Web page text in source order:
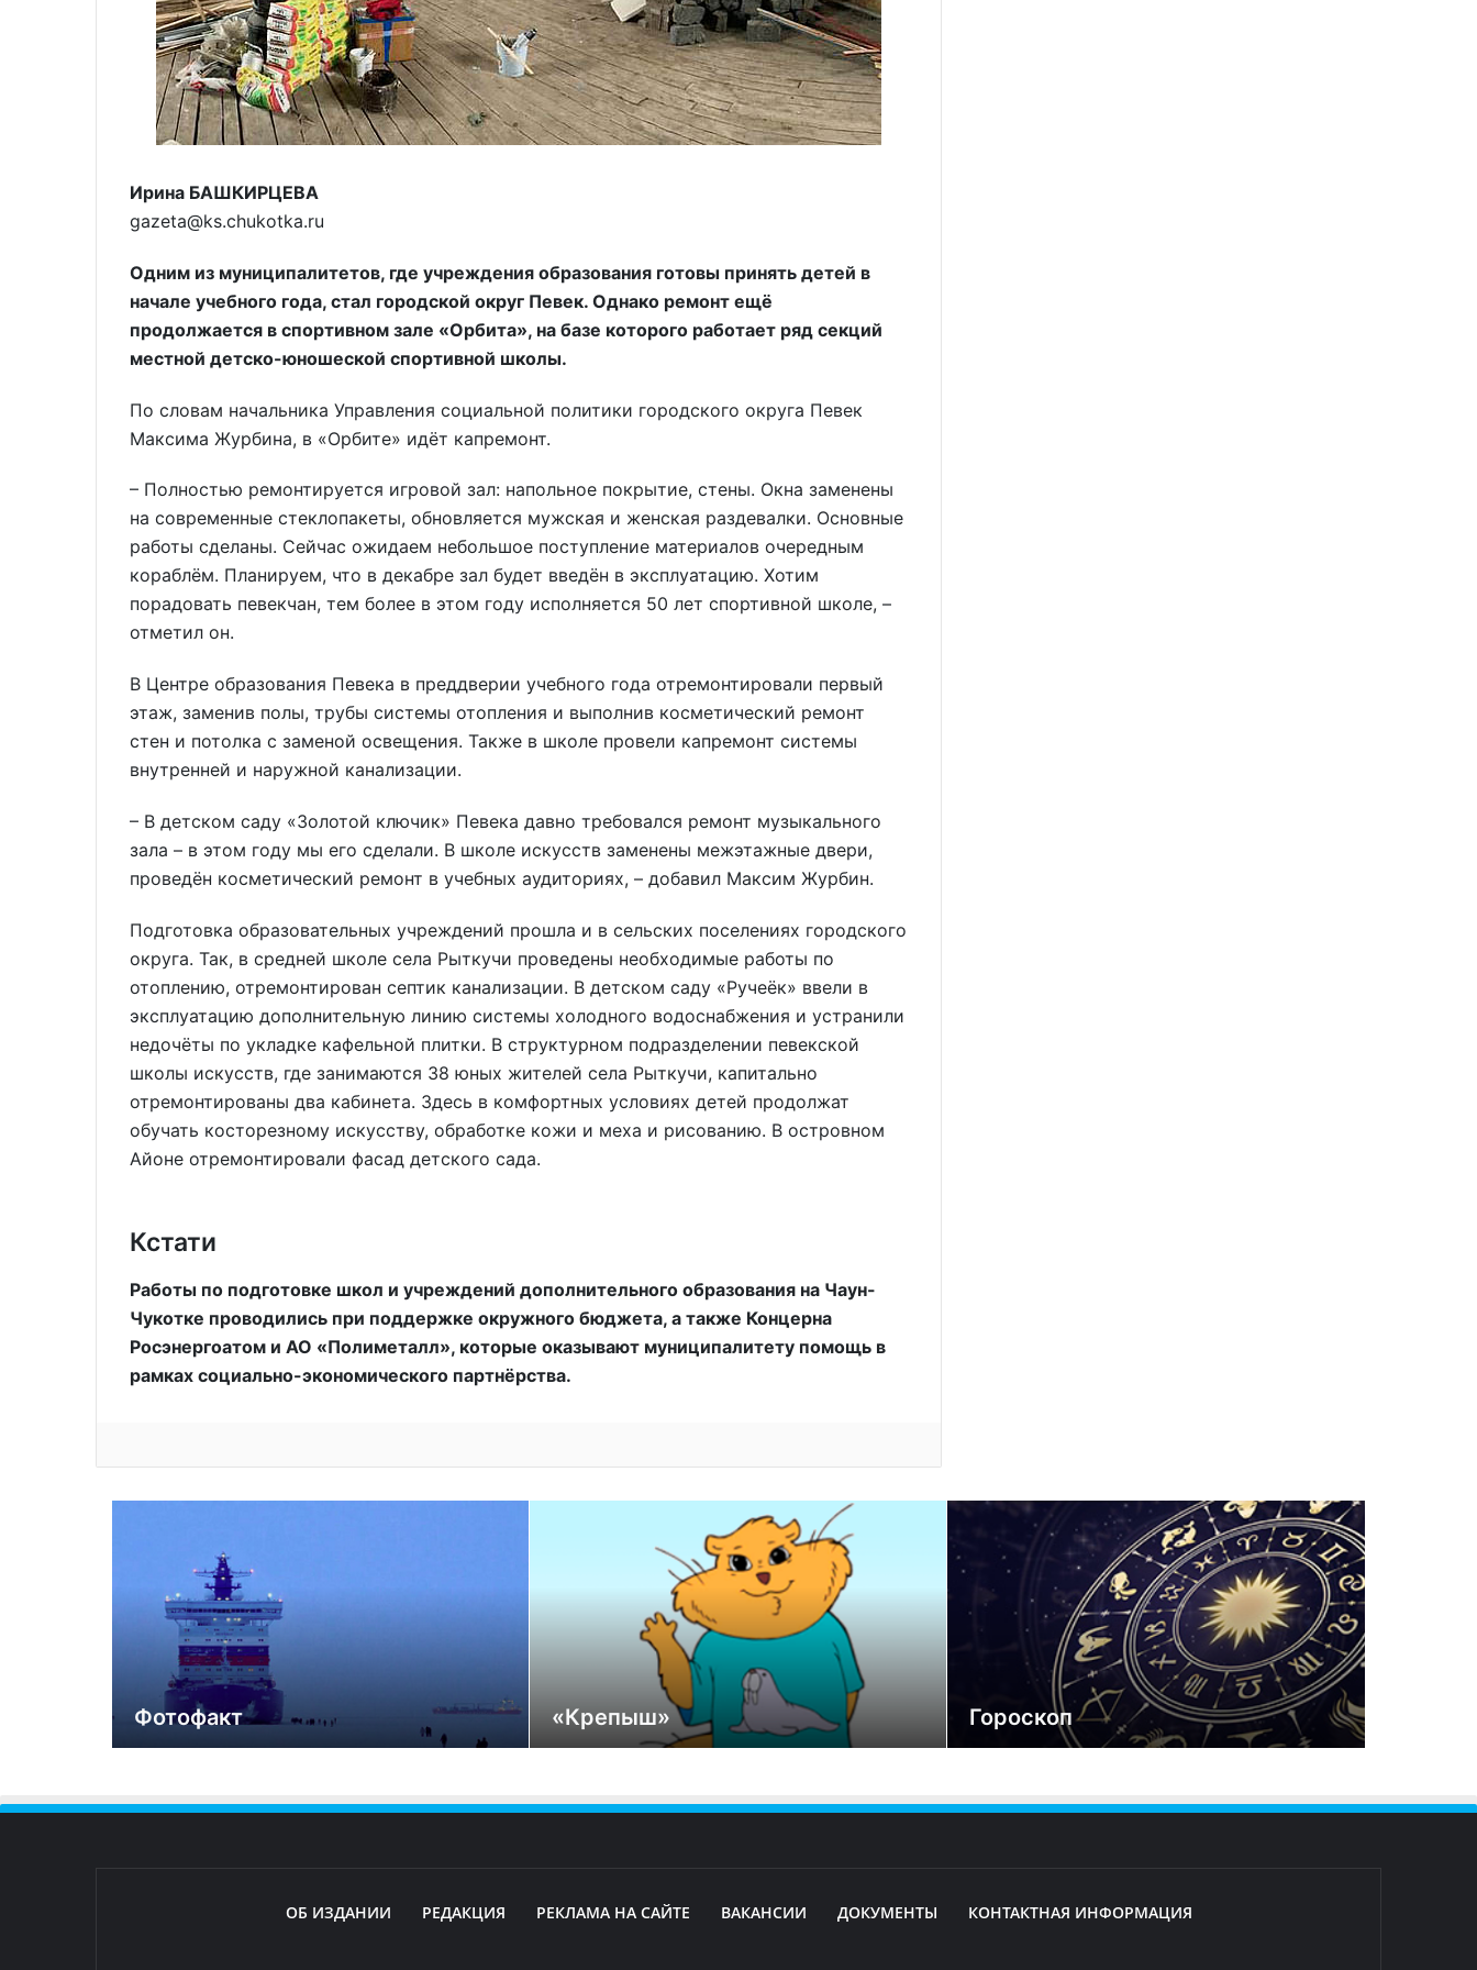
Ирина БАШКИРЦЕВА
gazeta@ks.chukotka.ru
Одним из муниципалитетов, где учреждения образования готовы принять детей в
начале учебного года, стал городской округ Певек. Однако ремонт ещё
продолжается в спортивном зале «Орбита», на базе которого работает ряд секций
местной детско-юношеской спортивной школы.
По словам начальника Управления социальной политики городского округа Певек
Максима Журбина, в «Орбите» идёт капремонт.
– Полностью ремонтируется игровой зал: напольное покрытие, стены. Окна заменены
на современные стеклопакеты, обновляется мужская и женская раздевалки. Основные
работы сделаны. Сейчас ожидаем небольшое поступление материалов очередным
кораблём. Планируем, что в декабре зал будет введён в эксплуатацию. Хотим
порадовать певекчан, тем более в этом году исполняется 50 лет спортивной школе, –
отметил он.
В Центре образования Певека в преддверии учебного года отремонтировали первый
этаж, заменив полы, трубы системы отопления и выполнив косметический ремонт
стен и потолка с заменой освещения. Также в школе провели капремонт системы
внутренней и наружной канализации.
– В детском саду «Золотой ключик» Певека давно требовался ремонт музыкального
зала – в этом году мы его сделали. В школе искусств заменены межэтажные двери,
проведён косметический ремонт в учебных аудиториях, – добавил Максим Журбин.
Подготовка образовательных учреждений прошла и в сельских поселениях городского
округа. Так, в средней школе села Рыткучи проведены необходимые работы по
отоплению, отремонтирован септик канализации. В детском саду «Ручеёк» ввели в
эксплуатацию дополнительную линию системы холодного водоснабжения и устранили
недочёты по укладке кафельной плитки. В структурном подразделении певекской
школы искусств, где занимаются 38 юных жителей села Рыткучи, капитально
отремонтированы два кабинета. Здесь в комфортных условиях детей продолжат
обучать косторезному искусству, обработке кожи и меха и рисованию. В островном
Айоне отремонтировали фасад детского сада.
Кстати
Работы по подготовке школ и учреждений дополнительного образования на Чаун-
Чукотке проводились при поддержке окружного бюджета, а также Концерна
Росэнергоатом и АО «Полиметалл», которые оказывают муниципалитету помощь в
рамках социально-экономического партнёрства.
Фотофакт «Крепыш» Гороскоп
ОБ ИЗДАНИИ РЕДАКЦИЯ РЕКЛАМА НА САЙТЕ ВАКАНСИИ ДОКУМЕНТЫ КОНТАКТНАЯ ИНФОРМАЦИЯ